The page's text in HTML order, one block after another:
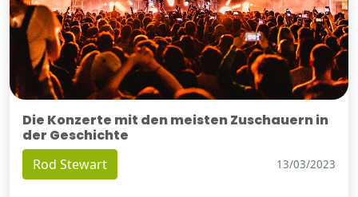
Die Konzerte mit den meisten Zuschauern in
der Geschichte
Rod Stewart 13/03/2023